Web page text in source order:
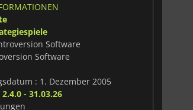
Software
Software
: 1. Dezember 2005
2.4.0 - 31.03.26